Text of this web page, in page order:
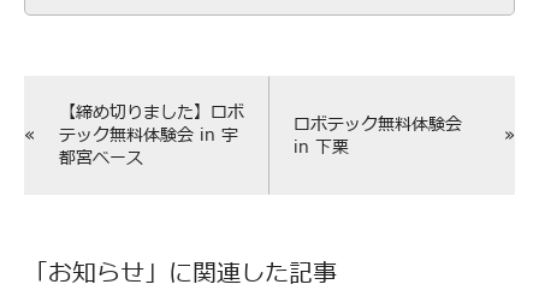
«
【締め切りました】ロボ
テック無料体験会 in 宇
都宮ベース
ロボテック無料体験会
in 下栗
»
「お知らせ」に関連した記事